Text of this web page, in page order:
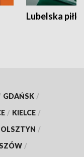
Lubelska piłka
GDAŃSK /
/ KIELCE /
OLSZTYN /
/